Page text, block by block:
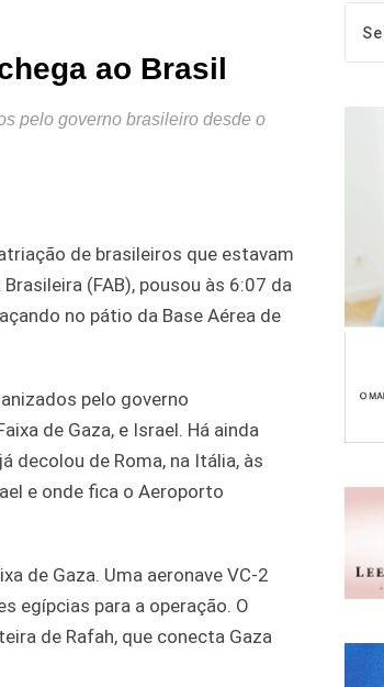
ao Brasil
pelo governo brasileiro desde o
de brasileiros que estavam
(FAB), pousou às 6:07 da
no pátio da Base Aérea de
pelo governo
de Gaza, e Israel. Há ainda
decolou de Roma, na Itália, às
e onde fica o Aeroporto
de Gaza. Uma aeronave VC-2
egípcias para a operação. O
de Rafah, que conecta Gaza